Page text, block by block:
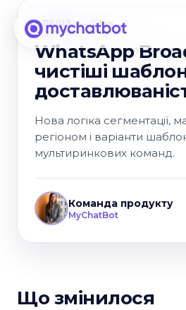
РЕЛІЗ 3 хв
WhatsApp
чистіші
Нова логіка сегментації,
регіоном і варіанти
мультиринкових команд.
Команда продукту
MyChatBot
Що змінилося